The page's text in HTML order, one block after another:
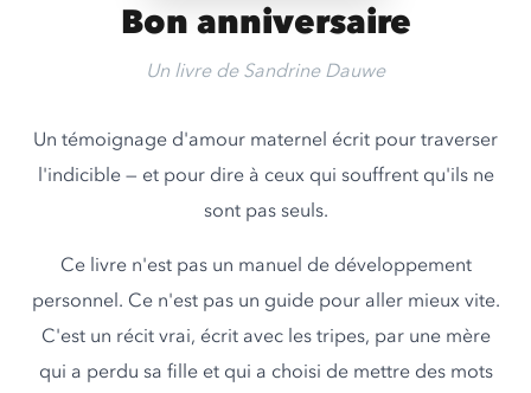
Bon anniversaire
Un livre de Sandrine Dauwe
Un témoignage d'amour maternel écrit pour traverser
l'indicible — et pour dire à ceux qui souffrent qu'ils ne
sont pas seuls.
Ce livre n'est pas un manuel de développement
personnel. Ce n'est pas un guide pour aller mieux vite.
C'est un récit vrai, écrit avec les tripes, par une mère
qui a perdu sa fille et qui a choisi de mettre des mots